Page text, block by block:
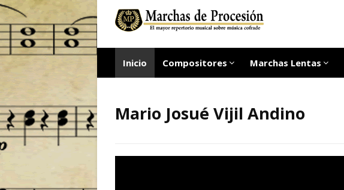
Inicio Compositores Marchas Lentas
Mario Josué Vijil Andino